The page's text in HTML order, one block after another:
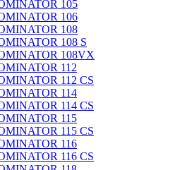
105
106
108
108 S
108VX
112
112 CS
114
114 CS
115
115 CS
116
116 CS